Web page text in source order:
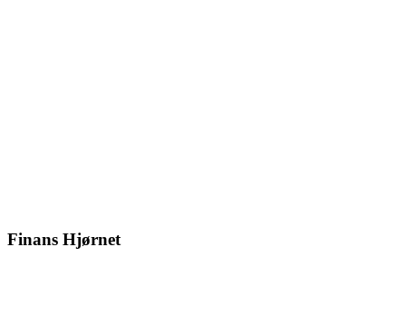
Finans Hjørnet